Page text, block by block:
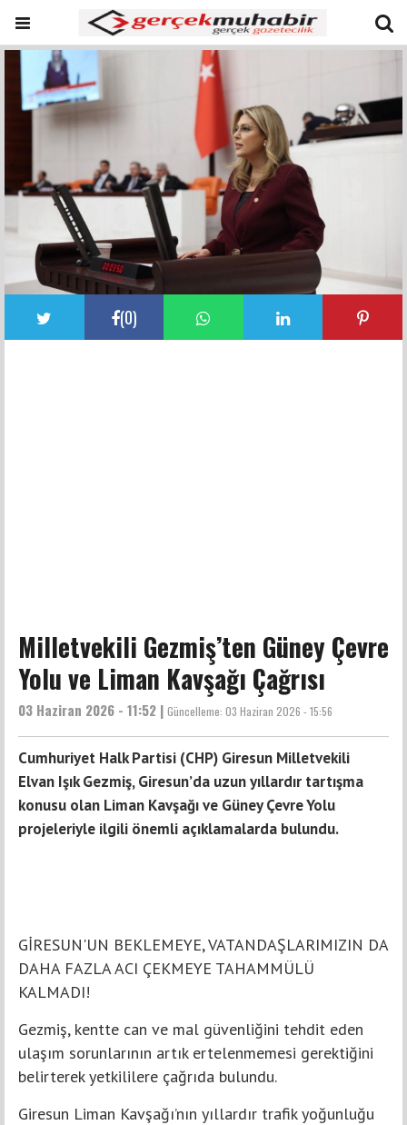
(0)
Milletvekili Gezmiş’ten Güney Çevre
Yolu ve Liman Kavşağı Çağrısı
03 Haziran 2026 - 11:52 | Güncelleme: 03 Haziran 2026 - 15:56
Cumhuriyet Halk Partisi (CHP) Giresun Milletvekili
Elvan Işık Gezmiş, Giresun’da uzun yıllardır tartışma
konusu olan Liman Kavşağı ve Güney Çevre Yolu
projeleriyle ilgili önemli açıklamalarda bulundu.
GİRESUN'UN BEKLEMEYE, VATANDAŞLARIMIZIN DA
DAHA FAZLA ACI ÇEKMEYE TAHAMMÜLÜ
KALMADI!
Gezmiş, kentte can ve mal güvenliğini tehdit eden
ulaşım sorunlarının artık ertelenmemesi gerektiğini
belirterek yetkililere çağrıda bulundu.
Giresun Liman Kavşağı’nın yıllardır trafik yoğunluğu